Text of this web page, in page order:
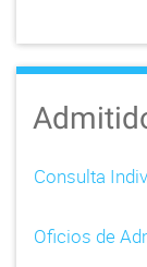
Consulta
Oficios de